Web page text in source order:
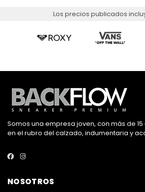
Los precios publicados
Somos una empresa joven, con más de
en el rubro del calzado, indumentaria y
NOSOTROS